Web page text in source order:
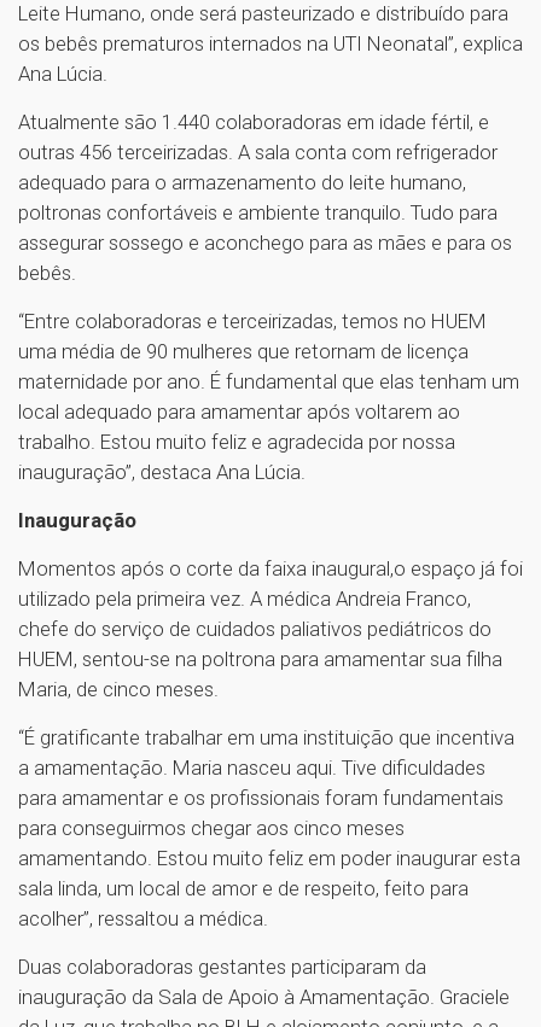
Leite Humano, onde será pasteurizado e distribuído para
os bebês prematuros internados na UTI Neonatal”, explica
Ana Lúcia.
Atualmente são 1.440 colaboradoras em idade fértil, e
outras 456 terceirizadas. A sala conta com refrigerador
adequado para o armazenamento do leite humano,
poltronas confortáveis e ambiente tranquilo. Tudo para
assegurar sossego e aconchego para as mães e para os
bebês.
“Entre colaboradoras e terceirizadas, temos no HUEM
uma média de 90 mulheres que retornam de licença
maternidade por ano. É fundamental que elas tenham um
local adequado para amamentar após voltarem ao
trabalho. Estou muito feliz e agradecida por nossa
inauguração”, destaca Ana Lúcia.
Inauguração
Momentos após o corte da faixa inaugural,o espaço já foi
utilizado pela primeira vez. A médica Andreia Franco,
chefe do serviço de cuidados paliativos pediátricos do
HUEM, sentou-se na poltrona para amamentar sua filha
Maria, de cinco meses.
“É gratificante trabalhar em uma instituição que incentiva
a amamentação. Maria nasceu aqui. Tive dificuldades
para amamentar e os profissionais foram fundamentais
para conseguirmos chegar aos cinco meses
amamentando. Estou muito feliz em poder inaugurar esta
sala linda, um local de amor e de respeito, feito para
acolher”, ressaltou a médica.
Duas colaboradoras gestantes participaram da
inauguração da Sala de Apoio à Amamentação. Graciele